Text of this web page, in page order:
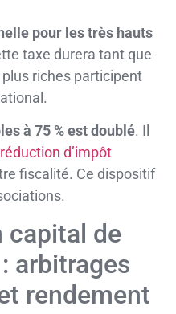
pour les très hauts
taxe durera tant que
plus riches participent
à 75 % est doublé. Il
réduction d’impôt
fiscalité. Ce dispositif
capital de
arbitrages
rendement